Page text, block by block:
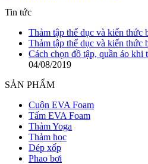
Tin tức
Thảm tập thể dục và kiến thức
Thảm tập thể dục và kiến thức
Cách chọn đồ tập, quần áo khi
04/08/2019
SẢN PHẨM
Cuộn EVA Foam
Tấm EVA Foam
Thảm Yoga
Thảm học
Dép xốp
Phao bơi